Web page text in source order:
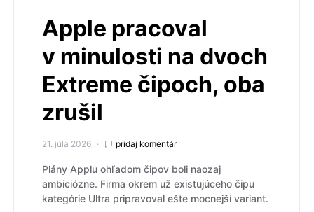
Apple pracoval
v minulosti na dvoch
Extreme čipoch, oba
zrušil
21. júla 2026 pridaj komentár
Plány Applu ohľadom čipov boli naozaj
ambiciózne. Firma okrem už existujúceho čipu
kategórie Ultra pripravoval ešte mocnejší variant.